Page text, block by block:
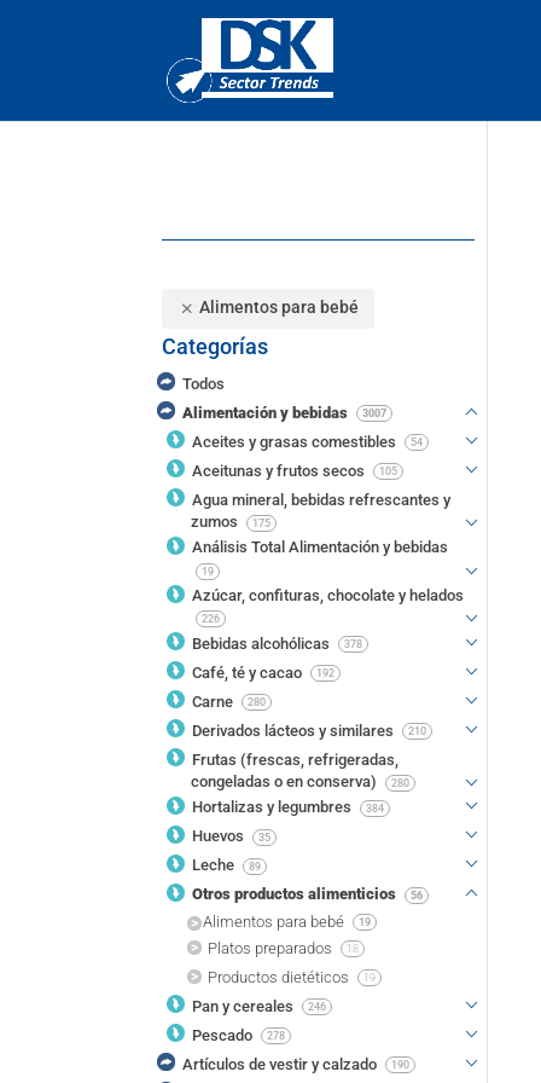
Alimentos para bebé
Categorías
Todos
Alimentación y bebidas
3007
Aceites y grasas comestibles 54
Aceitunas y frutos secos 105
Agua mineral, bebidas refrescantes y
zumos
175
Análisis Total Alimentación y bebidas
19
Azúcar, confituras, chocolate y helados
226
Bebidas alcohólicas 378
Café, té y cacao 192
Carne 280
Derivados lácteos y similares 210
Frutas (frescas, refrigeradas,
congeladas o en conserva)
280
Hortalizas y legumbres 384
Huevos 35
Leche 89
Otros productos alimenticios 56
Alimentos para bebé 19
Platos preparados 18
Productos dietéticos 19
Pan y cereales 246
Pescado 278
Artículos de vestir y calzado 190